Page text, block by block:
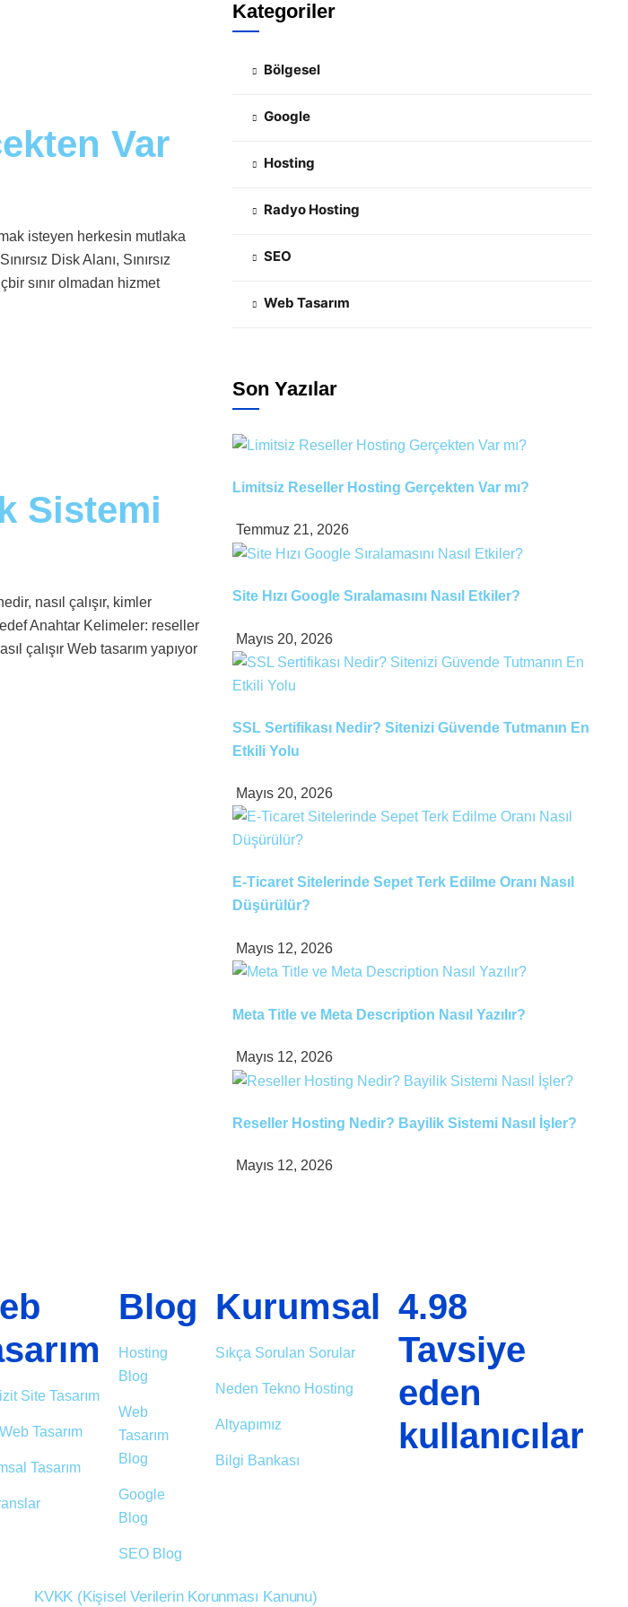
Var
isteyen herkesin mutlaka
Disk Alanı, Sınırsız
sınır olmadan hizmet
Sistemi
nasıl çalışır, kimler
Anahtar Kelimeler: reseller
çalışır Web tasarım yapıyor
Kategoriler
Bölgesel
Google
Hosting
Radyo Hosting
SEO
Web Tasarım
Son Yazılar
Limitsiz Reseller Hosting Gerçekten Var mı?
Temmuz 21, 2026
Site Hızı Google Sıralamasını Nasıl Etkiler?
Mayıs 20, 2026
SSL Sertifikası Nedir? Sitenizi Güvende Tutmanın En
Etkili Yolu
Mayıs 20, 2026
E-Ticaret Sitelerinde Sepet Terk Edilme Oranı Nasıl
Düşürülür?
Mayıs 12, 2026
Meta Title ve Meta Description Nasıl Yazılır?
Mayıs 12, 2026
Reseller Hosting Nedir? Bayilik Sistemi Nasıl İşler?
Mayıs 12, 2026
Site Tasarım
Tasarım
Tasarım
Blog
Hosting
Blog
Web
Tasarım
Blog
Google
Blog
SEO Blog
Kurumsal
Sıkça Sorulan Sorular
Neden Tekno Hosting
Altyapımız
Bilgi Bankası
4.98
Tavsiye
eden
kullanıcılar
KVKK (Kişisel Verilerin Korunması Kanunu)